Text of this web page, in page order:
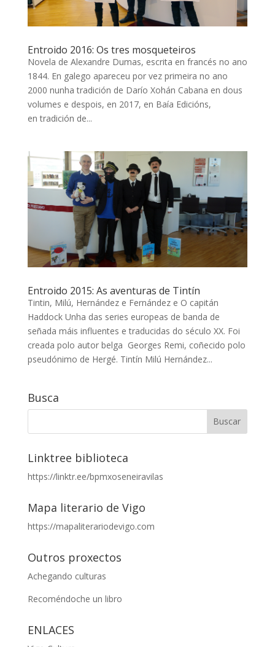
Entroido 2016: Os tres mosqueteiros
Novela de Alexandre Dumas, escrita en francés no ano
1844. En galego apareceu por vez primeira no ano
2000 nunha tradición de Darío Xohán Cabana en dous
volumes e despois, en 2017, en Baía Edicións,
en tradición de...
Entroido 2015: As aventuras de Tintín
Tintin, Milú, Hernández e Fernández e O capitán
Haddock Unha das series europeas de banda de
señada máis influentes e traducidas do século XX. Foi
creada polo autor belga Georges Remi, coñecido polo
pseudónimo de Hergé. Tintín Milú Hernández...
Busca
Linktree biblioteca
https://linktr.ee/bpmxoseneiravilas
Mapa literario de Vigo
https://mapaliterariodevigo.com
Outros proxectos
Achegando culturas
Recoméndoche un libro
ENLACES